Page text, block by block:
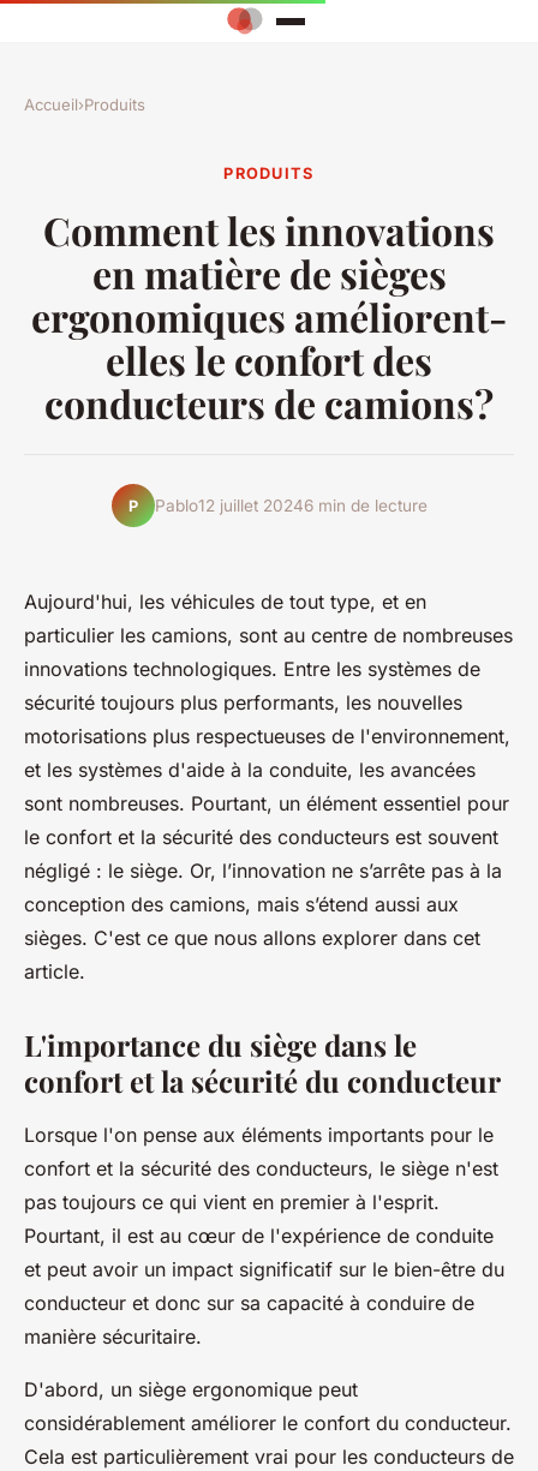
Accueil›Produits
PRODUITS
Comment les innovations
en matière de sièges
ergonomiques améliorent-
elles le confort des
conducteurs de camions?
P Pablo12 juillet 20246 min de lecture
Aujourd'hui, les véhicules de tout type, et en
particulier les camions, sont au centre de nombreuses
innovations technologiques. Entre les systèmes de
sécurité toujours plus performants, les nouvelles
motorisations plus respectueuses de l'environnement,
et les systèmes d'aide à la conduite, les avancées
sont nombreuses. Pourtant, un élément essentiel pour
le confort et la sécurité des conducteurs est souvent
négligé : le siège. Or, l’innovation ne s’arrête pas à la
conception des camions, mais s’étend aussi aux
sièges. C'est ce que nous allons explorer dans cet
article.
L'importance du siège dans le
confort et la sécurité du conducteur
Lorsque l'on pense aux éléments importants pour le
confort et la sécurité des conducteurs, le siège n'est
pas toujours ce qui vient en premier à l'esprit.
Pourtant, il est au cœur de l'expérience de conduite
et peut avoir un impact significatif sur le bien-être du
conducteur et donc sur sa capacité à conduire de
manière sécuritaire.
D'abord, un siège ergonomique peut
considérablement améliorer le confort du conducteur.
Cela est particulièrement vrai pour les conducteurs de